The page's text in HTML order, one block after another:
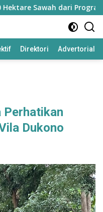
Sawah dari Program
Direktori Advertorial
Perhatikan
Dukono